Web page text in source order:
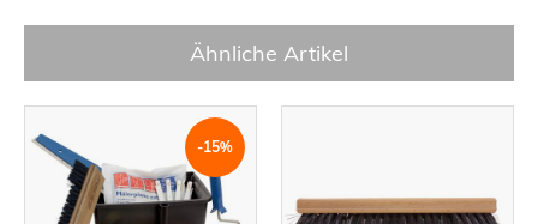
Ähnliche Artikel
-15%